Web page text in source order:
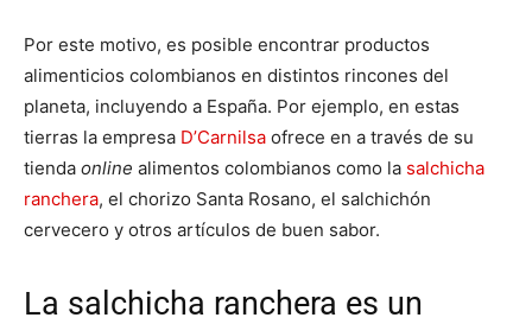
Por este motivo, es posible encontrar productos
alimenticios colombianos en distintos rincones del
planeta, incluyendo a España. Por ejemplo, en estas
tierras la empresa D’Carnilsa ofrece en a través de su
tienda online alimentos colombianos como la salchicha
ranchera, el chorizo Santa Rosano, el salchichón
cervecero y otros artículos de buen sabor.
La salchicha ranchera es un